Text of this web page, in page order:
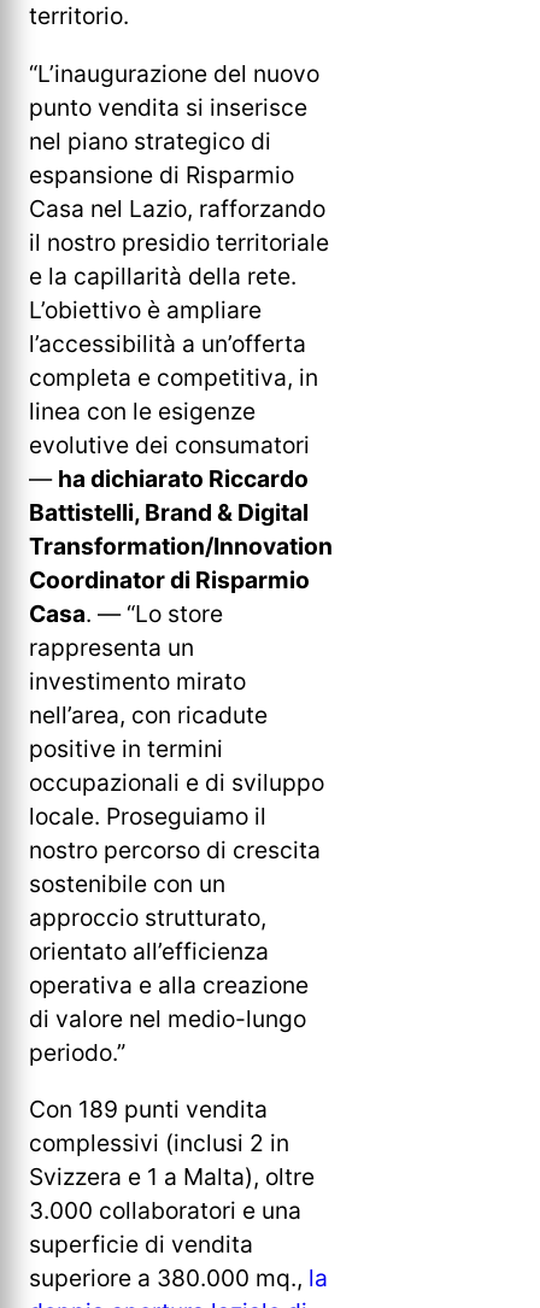
territorio.
“L’inaugurazione del nuovo
punto vendita si inserisce
nel piano strategico di
espansione di Risparmio
Casa nel Lazio, rafforzando
il nostro presidio territoriale
e la capillarità della rete.
L’obiettivo è ampliare
l’accessibilità a un’offerta
completa e competitiva, in
linea con le esigenze
evolutive dei consumatori
— ha dichiarato Riccardo
Battistelli, Brand & Digital
Transformation/Innovation
Coordinator di Risparmio
Casa. — “Lo store
rappresenta un
investimento mirato
nell’area, con ricadute
positive in termini
occupazionali e di sviluppo
locale. Proseguiamo il
nostro percorso di crescita
sostenibile con un
approccio strutturato,
orientato all’efficienza
operativa e alla creazione
di valore nel medio-lungo
periodo.”
Con 189 punti vendita
complessivi (inclusi 2 in
Svizzera e 1 a Malta), oltre
3.000 collaboratori e una
superficie di vendita
superiore a 380.000 mq., la